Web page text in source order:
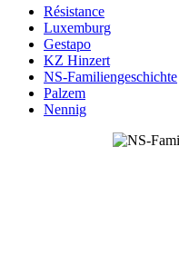
Résistance
Luxemburg
Gestapo
KZ Hinzert
NS-Familiengeschichte
Palzem
Nennig